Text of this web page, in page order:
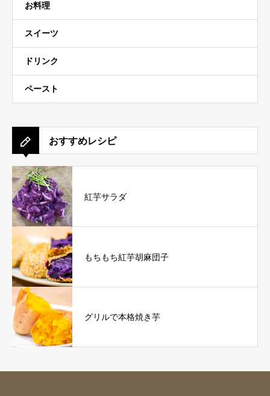
お料理
スイーツ
ドリンク
ペースト
おすすめレシピ
紅芋サラダ
もちもち紅芋胡麻団子
グリルで本格焼き芋